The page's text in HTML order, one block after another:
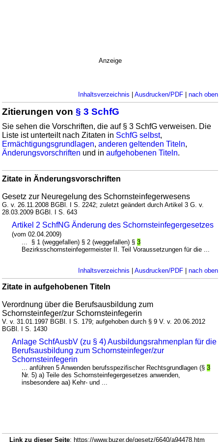
Anzeige
Inhaltsverzeichnis | Ausdrucken/PDF| nach oben
Zitierungen von§ 3 SchfG
Sie sehen die Vorschriften, die auf § 3 SchfG verweisen. Die
Liste ist unterteilt nach Zitaten in SchfG selbst,
Ermächtigungsgrundlagen,anderen geltenden Titeln,
Änderungsvorschriften und inaufgehobenen Titeln.
Zitate in Änderungsvorschriften
Gesetz zur Neuregelung des Schornsteinfegerwesens
G. v. 26.11.2008 BGBl. I S. 2242; zuletzt geändert durch Artikel 3 G. v.
28.03.2009 BGBl. I S. 643
Artikel 2 SchfNG Änderung des Schornsteinfegergesetzes
(vom 02.04.2009)
... § 1 (weggefallen) § 2 (weggefallen) §3
Bezirksschornsteinfegermeister II. Teil Voraussetzungen für die ...
Inhaltsverzeichnis | Ausdrucken/PDF| nach oben
Zitate in aufgehobenen Titeln
Verordnung über die Berufsausbildung zum
Schornsteinfeger/zur Schornsteinfegerin
V. v. 31.01.1997 BGBl. I S. 179; aufgehoben durch § 9 V. v. 20.06.2012
BGBl. I S. 1430
Anlage SchfAusbV (zu § 4) Ausbildungsrahmenplan für die
Berufsausbildung zum Schornsteinfeger/zur
Schornsteinfegerin
... anführen 5 Anwenden berufsspezifischer Rechtsgrundlagen (§3
Nr. 5) a) Teile des Schornsteinfegergesetzes anwenden,
insbesondere aa) Kehr- und ...
Link zu dieser Seite: https://www.buzer.de/gesetz/6640/a94478.htm